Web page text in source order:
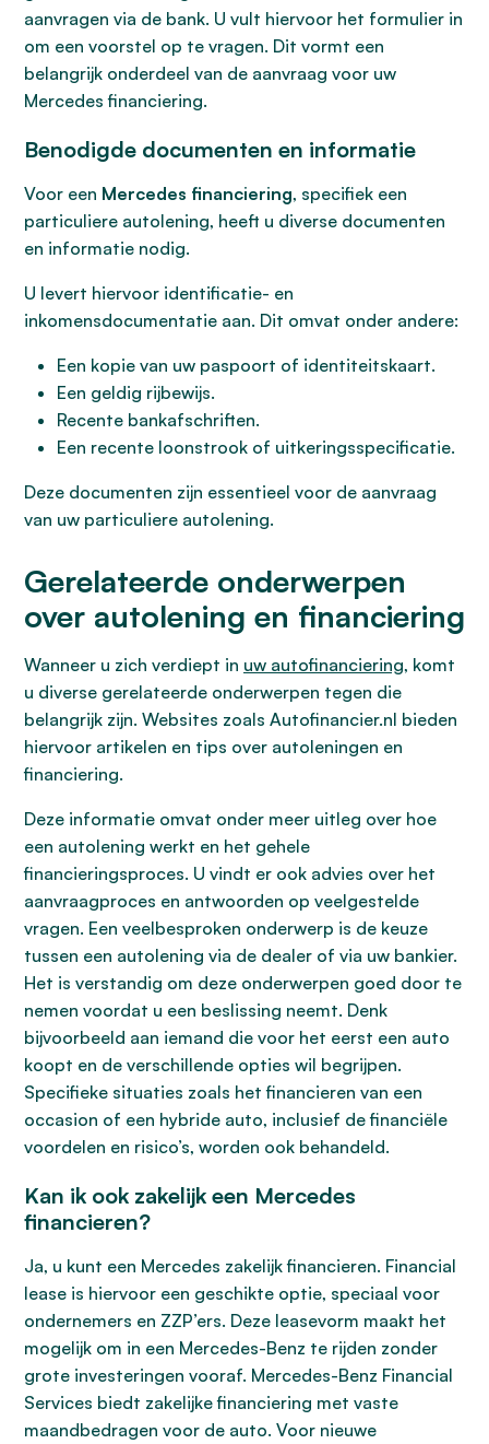
aanvragen via de bank. U vult hiervoor het formulier in
om een voorstel op te vragen. Dit vormt een
belangrijk onderdeel van de aanvraag voor uw
Mercedes financiering.
Benodigde documenten en informatie
Voor een Mercedes financiering, specifiek een
particuliere autolening, heeft u diverse documenten
en informatie nodig.
U levert hiervoor identificatie- en
inkomensdocumentatie aan. Dit omvat onder andere:
Een kopie van uw paspoort of identiteitskaart.
Een geldig rijbewijs.
Recente bankafschriften.
Een recente loonstrook of uitkeringsspecificatie.
Deze documenten zijn essentieel voor de aanvraag
van uw particuliere autolening.
Gerelateerde onderwerpen
over autolening en financiering
Wanneer u zich verdiept in uw autofinanciering, komt
u diverse gerelateerde onderwerpen tegen die
belangrijk zijn. Websites zoals Autofinancier.nl bieden
hiervoor artikelen en tips over autoleningen en
financiering.
Deze informatie omvat onder meer uitleg over hoe
een autolening werkt en het gehele
financieringsproces. U vindt er ook advies over het
aanvraagproces en antwoorden op veelgestelde
vragen. Een veelbesproken onderwerp is de keuze
tussen een autolening via de dealer of via uw bankier.
Het is verstandig om deze onderwerpen goed door te
nemen voordat u een beslissing neemt. Denk
bijvoorbeeld aan iemand die voor het eerst een auto
koopt en de verschillende opties wil begrijpen.
Specifieke situaties zoals het financieren van een
occasion of een hybride auto, inclusief de financiële
voordelen en risico’s, worden ook behandeld.
Kan ik ook zakelijk een Mercedes
financieren?
Ja, u kunt een Mercedes zakelijk financieren. Financial
lease is hiervoor een geschikte optie, speciaal voor
ondernemers en ZZP’ers. Deze leasevorm maakt het
mogelijk om in een Mercedes-Benz te rijden zonder
grote investeringen vooraf. Mercedes-Benz Financial
Services biedt zakelijke financiering met vaste
maandbedragen voor de auto. Voor nieuwe